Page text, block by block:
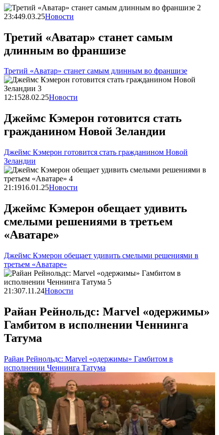
23:449.03.25Новости
Третий «Аватар» станет самым
длинным во франшизе
Третий «Аватар» станет самым длинным во франшизе
12:1528.02.25Новости
Джеймс Кэмерон готовится стать
гражданином Новой Зеландии
Джеймс Кэмерон готовится стать гражданином Новой
Зеландии
21:1916.01.25Новости
Джеймс Кэмерон обещает удивить
смелыми решениями в третьем
«Аватаре»
Джеймс Кэмерон обещает удивить смелыми решениями в
третьем «Аватаре»
21:307.11.24Новости
Райан Рейнольдс: Marvel «одержимы»
Гамбитом в исполнении Ченнинга
Татума
Райан Рейнольдс: Marvel «одержимы» Гамбитом в
исполнении Ченнинга Татума